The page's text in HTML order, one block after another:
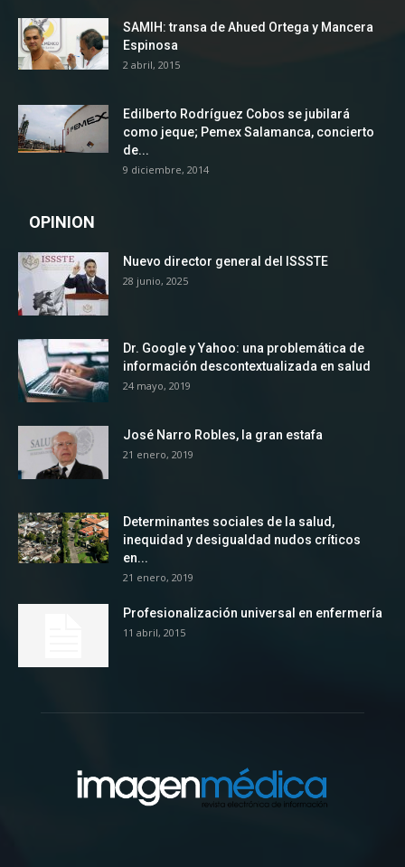
SAMIH: transa de Ahued Ortega y Mancera
Espinosa
2 abril, 2015
Edilberto Rodríguez Cobos se jubilará
como jeque; Pemex Salamanca, concierto
de...
9 diciembre, 2014
OPINION
Nuevo director general del ISSSTE
28 junio, 2025
Dr. Google y Yahoo: una problemática de
información descontextualizada en salud
24 mayo, 2019
José Narro Robles, la gran estafa
21 enero, 2019
Determinantes sociales de la salud,
inequidad y desigualdad nudos críticos
en...
21 enero, 2019
Profesionalización universal en enfermería
11 abril, 2015